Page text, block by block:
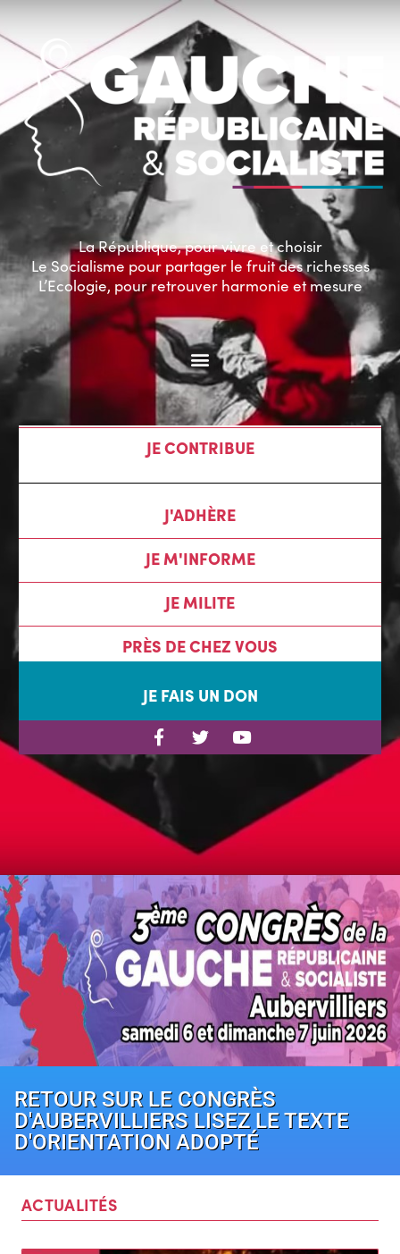
La République, pour vivre et choisir
Le Socialisme pour partager le fruit des richesses
L’Ecologie, pour retrouver harmonie et mesure
JE CONTRIBUE
J'ADHÈRE
JE M'INFORME
JE MILITE
PRÈS DE CHEZ VOUS
JE FAIS UN DON
RETOUR SUR LE CONGRÈS
D'AUBERVILLIERS LISEZ LE TEXTE
D'ORIENTATION ADOPTÉ
ACTUALITÉS